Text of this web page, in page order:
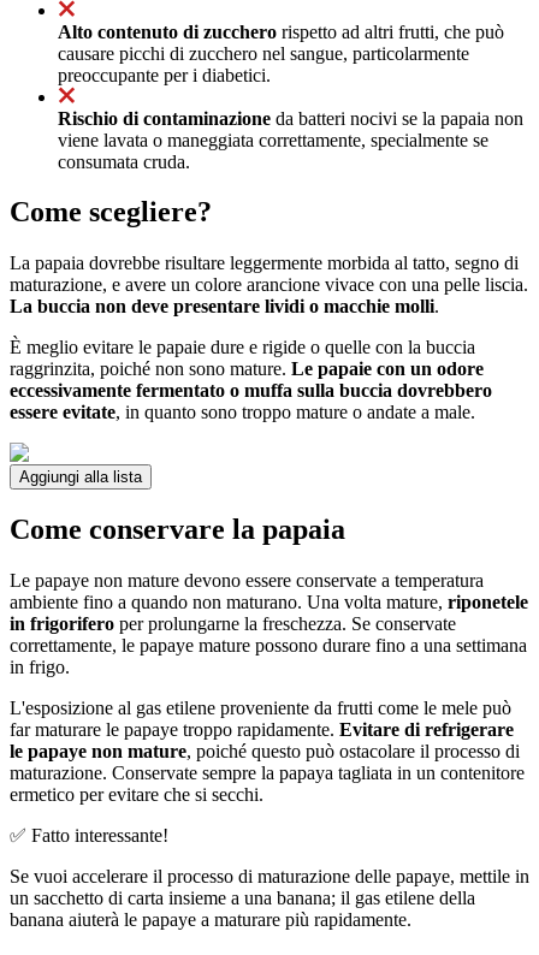
Alto contenuto di zucchero rispetto ad altri frutti, che può
causare picchi di zucchero nel sangue, particolarmente
preoccupante per i diabetici.
Rischio di contaminazione da batteri nocivi se la papaia non
viene lavata o maneggiata correttamente, specialmente se
consumata cruda.
Come scegliere?
La papaia dovrebbe risultare leggermente morbida al tatto, segno di
maturazione, e avere un colore arancione vivace con una pelle liscia.
La buccia non deve presentare lividi o macchie molli.
È meglio evitare le papaie dure e rigide o quelle con la buccia
raggrinzita, poiché non sono mature. Le papaie con un odore
eccessivamente fermentato o muffa sulla buccia dovrebbero
essere evitate, in quanto sono troppo mature o andate a male.
Aggiungi alla lista
Come conservare la papaia
Le papaye non mature devono essere conservate a temperatura
ambiente fino a quando non maturano. Una volta mature, riponetele
in frigorifero per prolungarne la freschezza. Se conservate
correttamente, le papaye mature possono durare fino a una settimana
in frigo.
L'esposizione al gas etilene proveniente da frutti come le mele può
far maturare le papaye troppo rapidamente. Evitare di refrigerare
le papaye non mature, poiché questo può ostacolare il processo di
maturazione. Conservate sempre la papaya tagliata in un contenitore
ermetico per evitare che si secchi.
✅ Fatto interessante!
Se vuoi accelerare il processo di maturazione delle papaye, mettile in
un sacchetto di carta insieme a una banana; il gas etilene della
banana aiuterà le papaye a maturare più rapidamente.